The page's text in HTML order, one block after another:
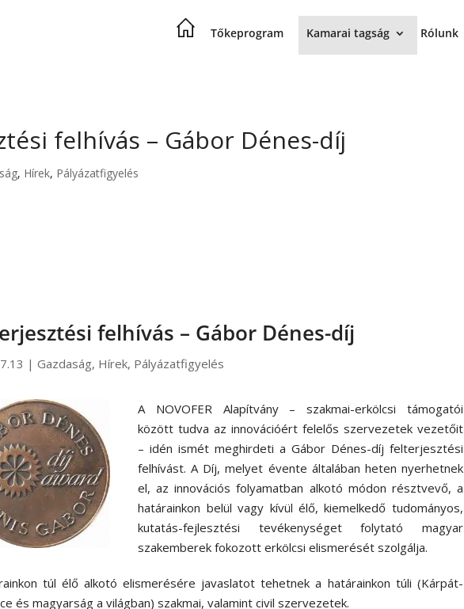
Tőkeprogram Kamarai tagság Rólunk
felhívás – Gábor Dénes-díj
, Hírek, Pályázatfigyelés
felhívás – Gábor Dénes-díj
| Gazdaság, Hírek, Pályázatfigyelés
A NOVOFER Alapítvány – szakmai-erkölcsi támogatói
között tudva az innovációért felelős szervezetek vezetőit
– idén ismét meghirdeti a Gábor Dénes-díj felterjesztési
felhívást. A Díj, melyet évente általában heten nyerhetnek
el, az innovációs folyamatban alkotó módon résztvevő, a
határainkon belül vagy kívül élő, kiemelkedő tudományos,
kutatás-fejlesztési tevékenységet folytató magyar
szakemberek fokozott erkölcsi elismerését szolgálja.
túl élő alkotó elismerésére javaslatot tehetnek a határainkon túli (Kárpát-
és magyarság a világban) szakmai, valamint civil szervezetek.